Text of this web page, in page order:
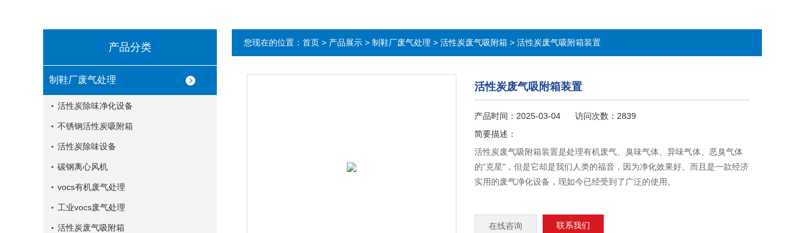
产品分类
制鞋厂废气处理
活性炭除味净化设备
不锈钢活性炭吸附箱
活性炭除味设备
碳钢离心风机
vocs有机废气处理
工业vocs废气处理
活性炭废气吸附箱
您现在的位置： 首页 > 产品展示 > 制鞋厂废气处理 > 活性炭废气吸附箱 > 活性炭废气吸附箱装置
活性炭废气吸附箱装置
产品时间：2025-03-04 访问次数：2839
简要描述：
活性炭废气吸附箱装置是处理有机废气、臭味气体、异味气体、恶臭气体
的“克星"，但是它却是我们人类的福音，因为净化效果好、而且是一款经济
实用的废气净化设备，现如今已经受到了广泛的使用。
在线咨询 联系我们